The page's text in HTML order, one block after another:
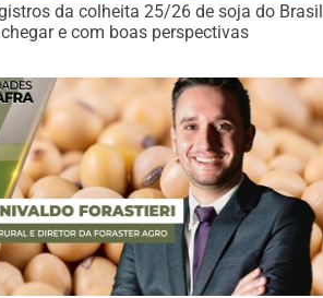
da colheita 25/26 de soja do Brasil
e com boas perspectivas